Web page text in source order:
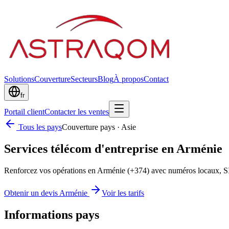
SolutionsCouvertureSecteursBlogÀ proposContact
fr
Portail clientContacter les ventes
Tous les paysCouverture pays · Asie
Services télécom d'entreprise en Arménie
Renforcez vos opérations en Arménie (+374) avec numéros
Obtenir un devis Arménie Voir les tarifs
Informations pays